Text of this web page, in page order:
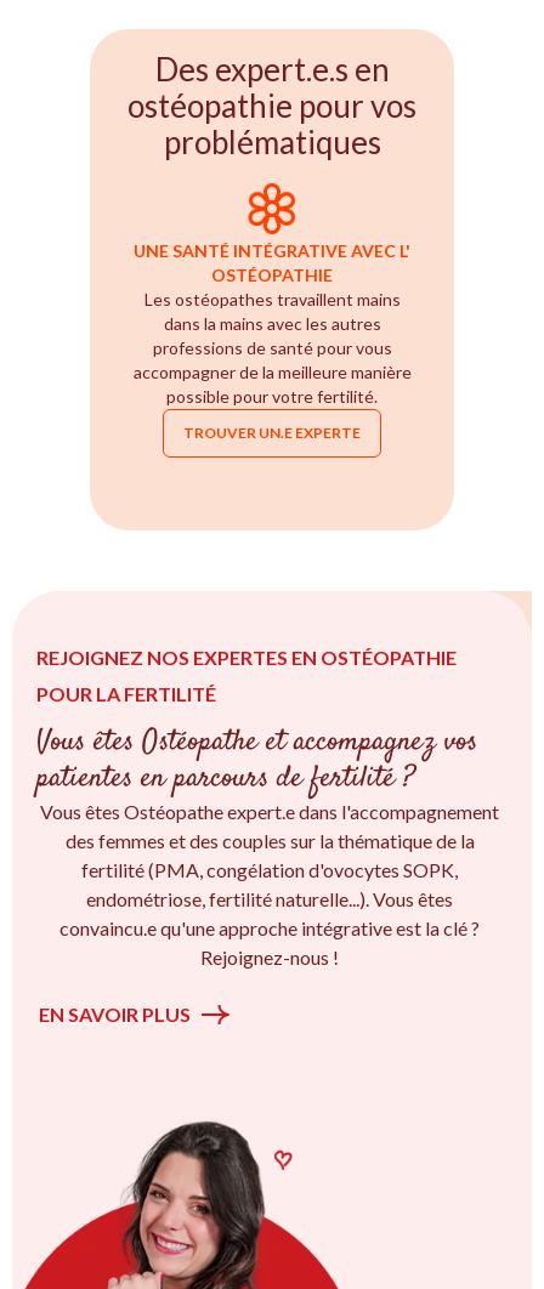
Des expert.e.s en
ostéopathie pour vos
problématiques
UNE SANTÉ INTÉGRATIVE AVEC L'
OSTÉOPATHIE
Les ostéopathes travaillent mains
dans la mains avec les autres
professions de santé pour vous
accompagner de la meilleure manière
possible pour votre fertilité.
TROUVER UN.E EXPERTE
REJOIGNEZ NOS EXPERTES EN OSTÉOPATHIE
POUR LA FERTILITÉ
Vous êtes Ostéopathe et accompagnez vos
patientes en parcours de fertilité ?
Vous êtes Ostéopathe expert.e dans l'accompagnement
des femmes et des couples sur la thématique de la
fertilité (PMA, congélation d'ovocytes SOPK,
endométriose, fertilité naturelle...). Vous êtes
convaincu.e qu'une approche intégrative est la clé ?
Rejoignez-nous !
EN SAVOIR PLUS